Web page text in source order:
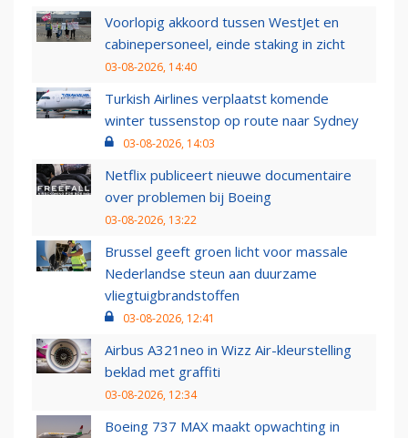
Voorlopig akkoord tussen WestJet en
cabinepersoneel, einde staking in zicht
03-08-2026, 14:40
Turkish Airlines verplaatst komende
winter tussenstop op route naar Sydney
03-08-2026, 14:03
Netflix publiceert nieuwe documentaire
over problemen bij Boeing
03-08-2026, 13:22
Brussel geeft groen licht voor massale
Nederlandse steun aan duurzame
vliegtuigbrandstoffen
03-08-2026, 12:41
Airbus A321neo in Wizz Air-kleurstelling
beklad met graffiti
03-08-2026, 12:34
Boeing 737 MAX maakt opwachting in